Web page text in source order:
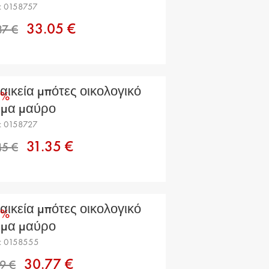
έκπτωση
0158757
55.37 €
33.05 €
μπότες οικολογικό
μαύρο
0158727
31.35 €
μπότες οικολογικό
μαύρο
0158555
30.77 €